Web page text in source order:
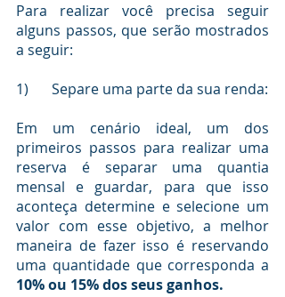
Para realizar você precisa seguir
alguns passos, que serão mostrados
a seguir:
1)	Separe uma parte da sua renda:
Em um cenário ideal, um dos
primeiros passos para realizar uma
reserva é separar uma quantia
mensal e guardar, para que isso
aconteça determine e selecione um
valor com esse objetivo, a melhor
maneira de fazer isso é reservando
10% ou 15% dos seus ganhos.